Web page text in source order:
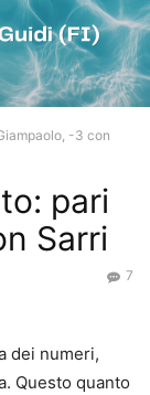
-3 con
pari
Sarri
7
dei numeri,
Questo quanto